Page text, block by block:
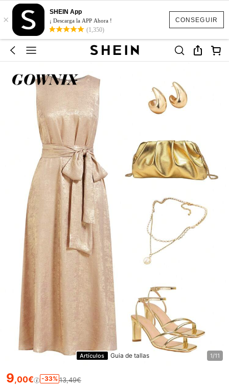
CONSEGUIR
×
SHEIN App
¡ Descarga la APP Ahora !
(1,350)
Artículos Guia de tallas 1/11
9,00€ -33% 13,49€